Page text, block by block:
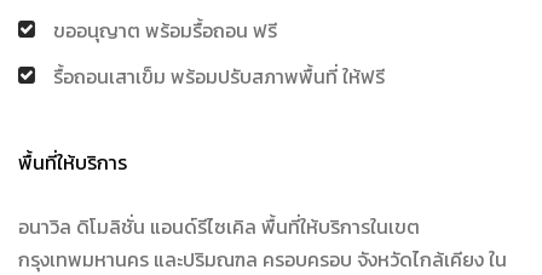
ขออนุญาต พร้อมรื้อถอน ฟรี
รื้อถอนเสาเข็ม พร้อมปรับสภาพพื้นที่ ให้ฟรี
พื้นที่ให้บริการ
อนาวิล ดิโมลิชั่น แอนด์รีไซเคิล พื้นที่ให้บริการในเขต
กรุงเทพมหานคร และปริมณฑล ครอบครอบ จังหวัดไกล้เคียง ใน